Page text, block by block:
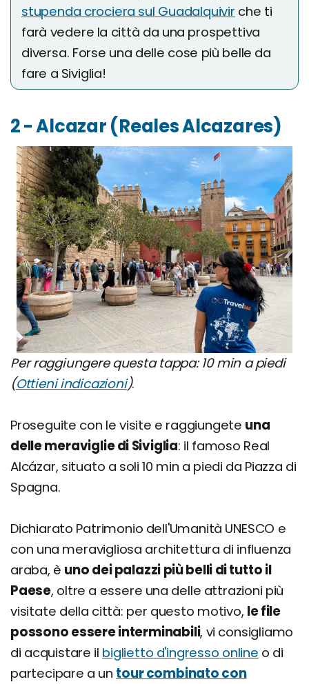
stupenda crociera sul Guadalquivir che ti
farà vedere la città da una prospettiva
diversa. Forse una delle cose più belle da
fare a Siviglia!
2 - Alcazar (Reales Alcazares)
Per raggiungere questa tappa: 10 min a piedi
(Ottieni indicazioni).
Proseguite con le visite e raggiungete una
delle meraviglie di Siviglia: il famoso Real
Alcázar, situato a soli 10 min a piedi da Piazza di
Spagna.
Dichiarato Patrimonio dell'Umanità UNESCO e
con una meravigliosa architettura di influenza
araba, è uno dei palazzi più belli di tutto il
Paese, oltre a essere una delle attrazioni più
visitate della città: per questo motivo, le file
possono essere interminabili, vi consigliamo
di acquistare il biglietto d'ingresso online o di
partecipare a un tour combinato con